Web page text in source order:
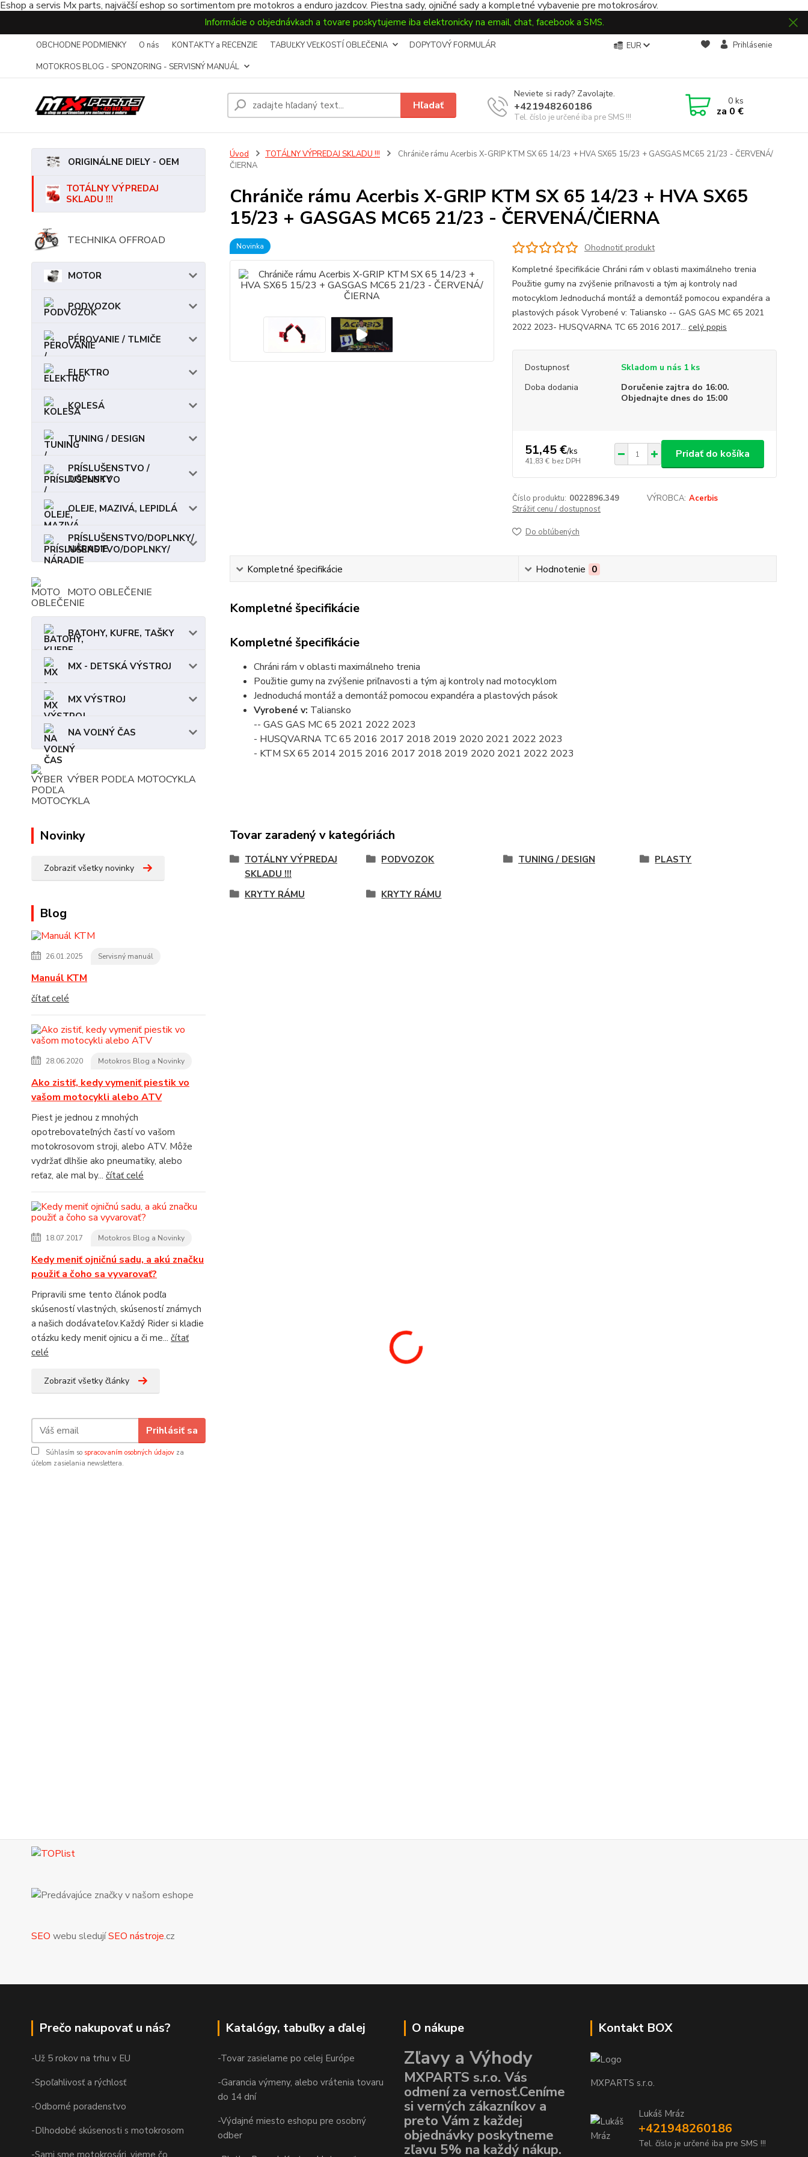
Eshop a servis Mx parts, najväčší eshop so sortimentom pre motokros a enduro jazdcov. Piestna sady, ojničné sady a kompletné vybavenie pre motokrosárov.
Informácie o objednávkach a tovare poskytujeme iba elektronicky na email, chat, facebook a SMS.
OBCHODNE PODMIENKY O nás KONTAKTY a RECENZIE TABUĽKY VEĽKOSTÍ OBLEČENIA
DOPYTOVÝ FORMULÁR
MOTOKROS BLOG - SPONZORING - SERVISNÝ MANUÁL
EUR Prihlásenie
Hľadať
Neviete si rady? Zavolajte.
+421948260186
Tel. číslo je určené iba pre SMS !!!
0ks
za 0 €
ORIGINÁLNE DIELY - OEM
TOTÁLNY VÝPREDAJ
SKLADU !!!
TECHNIKA OFFROAD
MOTOR
PODVOZOK
PÉROVANIE / TLMIČE
ELEKTRO
KOLESÁ
TUNING / DESIGN
PRÍSLUŠENSTVO /
DOPLNKY
OLEJE, MAZIVÁ, LEPIDLÁ
PRÍSLUŠENSTVO/DOPLNKY/
NÁRADIE
MOTO OBLEČENIE
BATOHY, KUFRE, TAŠKY
MX - DETSKÁ VÝSTROJ
MX VÝSTROJ
NA VOĽNÝ ČAS
VÝBER PODĽA MOTOCYKLA
Novinky
Zobraziť všetky novinky
Blog
26.01.2025 Servisný manuál
Manuál KTM
čítať celé
28.06.2020 Motokros Blog a Novinky
Ako zistiť, kedy vymeniť piestik vo
vašom motocykli alebo ATV
Piest je jednou z mnohých
opotrebovateľných častí vo vašom
motokrosovom stroji, alebo ATV. Môže
vydržať dlhšie ako pneumatiky, alebo
reťaz, ale mal by... čítať celé
18.07.2017 Motokros Blog a Novinky
Kedy meniť ojničnú sadu, a akú značku
použiť a čoho sa vyvarovať?
Pripravili sme tento článok podľa
skúseností vlastných, skúseností známych
a našich dodávateľov.Každý Rider si kladie
otázku kedy meniť ojnicu a či me... čítať
celé
Zobraziť všetky články
Prihlásiť sa
Súhlasím so spracovaním osobných údajov za
účelom zasielania newslettera.
Úvod TOTÁLNY VÝPREDAJ SKLADU !!!
Chrániče rámu Acerbis X-GRIP KTM SX 65 14/23 + HVA SX65 15/23 + GASGAS MC65 21/23 - ČERVENÁ/
ČIERNA
Chrániče rámu Acerbis X-GRIP KTM SX 65 14/23 + HVA SX65
15/23 + GASGAS MC65 21/23 - ČERVENÁ/ČIERNA
Novinka
Ohodnotiť produkt
Kompletné špecifikácie Chráni rám v oblasti maximálneho trenia
Použitie gumy na zvýšenie priľnavosti a tým aj kontroly nad
motocyklom Jednoduchá montáž a demontáž pomocou expandéra a
plastových pások Vyrobené v: Taliansko -- GAS GAS MC 65 2021
2022 2023- HUSQVARNA TC 65 2016 2017... celý popis
Dostupnosť
Skladom u nás 1 ks
Doba dodania
Doručenie zajtra do 16:00.
Objednajte dnes do 15:00
51,45 €/ks
41,83 € bez DPH
Pridať do košíka
Číslo produktu: 0022896.349 VÝROBCA: Acerbis
Strážiť cenu / dostupnosť
Do obľúbených
Kompletné špecifikácie Hodnotenie 0
Kompletné špecifikácie
Kompletné špecifikácie
Chráni rám v oblasti maximálneho trenia
Použitie gumy na zvýšenie priľnavosti a tým aj kontroly nad motocyklom
Jednoduchá montáž a demontáž pomocou expandéra a plastových pások
Vyrobené v: Taliansko
-- GAS GAS MC 65 2021 2022 2023
- HUSQVARNA TC 65 2016 2017 2018 2019 2020 2021 2022 2023
- KTM SX 65 2014 2015 2016 2017 2018 2019 2020 2021 2022 2023
Tovar zaradený v kategóriách
TOTÁLNY VÝPREDAJ
SKLADU !!!
PODVOZOK TUNING / DESIGN PLASTY
KRYTY RÁMU KRYTY RÁMU
SEO webu sledujíSEO nástroje.cz
Prečo nakupovať u nás?
-Už 5 rokov na trhu v EU
-Spoľahlivosť a rýchlosť
-Odborné poradenstvo
-Dlhodobé skúsenosti s motokrosom
Katalógy, tabuľky a ďalej
-Tovar zasielame po celej Európe
-Garancia výmeny, alebo vrátenia tovaru
do 14 dní
-Výdajné miesto eshopu pre osobný
odber
O nákupe
Zľavy a Výhody
MXPARTS s.r.o. Vás
odmení za vernosť.Ceníme
si verných zákazníkov a
preto Vám z každej
objednávky poskytneme
zľavu 5% na každý nákup.
Kontakt BOX
MXPARTS s.r.o.
Lukáš Mráz
+421948260186
Tel. číslo je určené iba pre SMS !!!